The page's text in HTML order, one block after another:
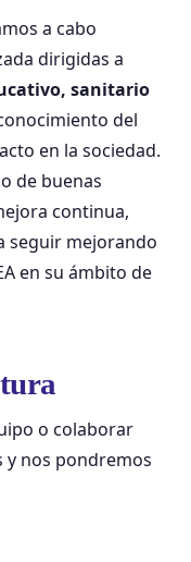
a cabo
dirigidas a
sanitario
del
en la sociedad.
de buenas
continua,
seguir mejorando
en su ámbito de
o colaborar
y nos pondremos